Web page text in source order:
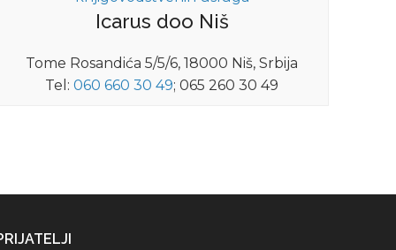
Icarus doo Niš
Tome Rosandića 5/5/6, 18000 Niš, Srbija
Tel:060 660 30 49; 065 260 30 49